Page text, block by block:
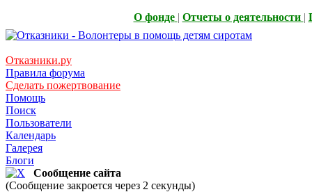
О фонде | Отчеты о деятельности |
Отказники.ру
Правила форума
Сделать пожертвование
Помощь
Поиск
Пользователи
Календарь
Галерея
Блоги
Сообщение сайта
(Сообщение закроется через 2 секунды)